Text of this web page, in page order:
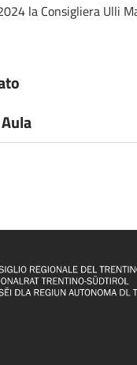
la Consigliera Ulli